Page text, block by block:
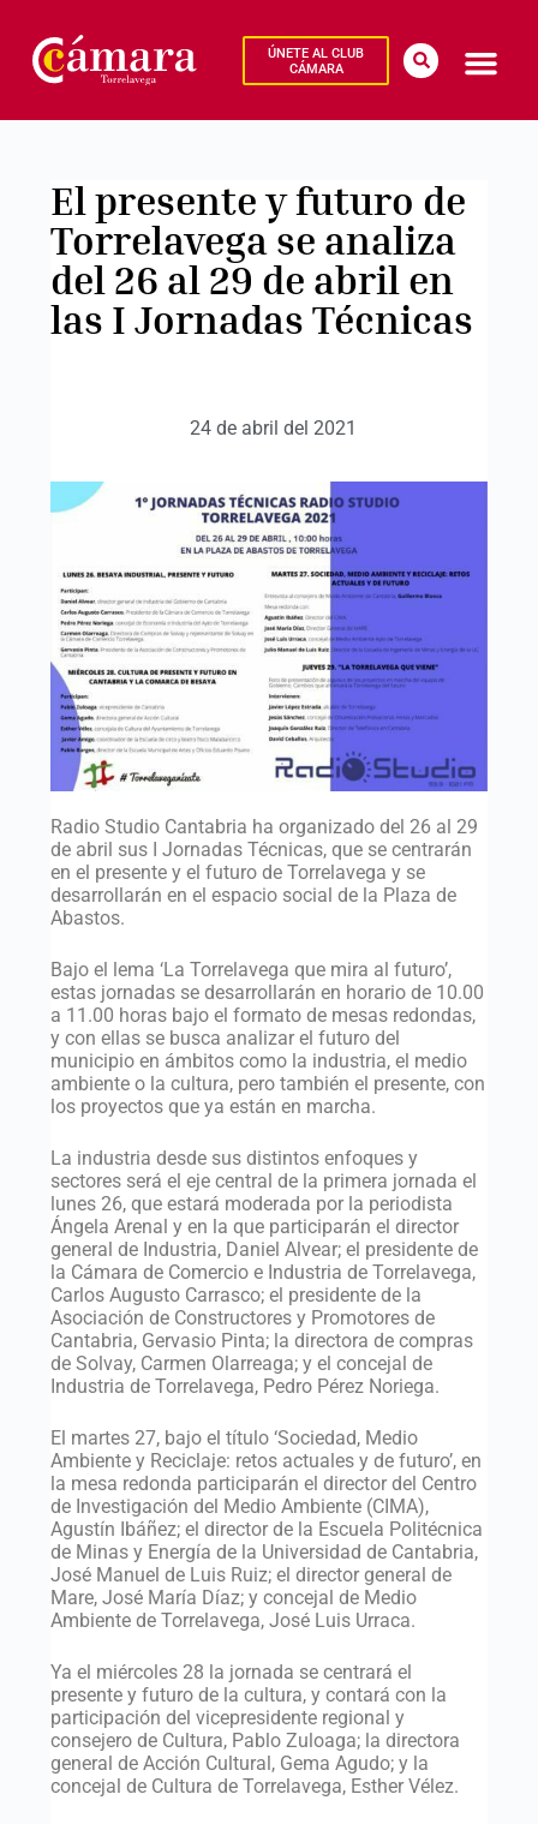
ÚNETE AL CLUB
CÁMARA
El presente y futuro de
Torrelavega se analiza
del 26 al 29 de abril en
las I Jornadas Técnicas
24 de abril del 2021
Radio Studio Cantabria ha organizado del 26 al 29
de abril sus I Jornadas Técnicas, que se centrarán
en el presente y el futuro de Torrelavega y se
desarrollarán en el espacio social de la Plaza de
Abastos.
Bajo el lema ‘La Torrelavega que mira al futuro’,
estas jornadas se desarrollarán en horario de 10.00
a 11.00 horas bajo el formato de mesas redondas,
y con ellas se busca analizar el futuro del
municipio en ámbitos como la industria, el medio
ambiente o la cultura, pero también el presente, con
los proyectos que ya están en marcha.
La industria desde sus distintos enfoques y
sectores será el eje central de la primera jornada el
lunes 26, que estará moderada por la periodista
Ángela Arenal y en la que participarán el director
general de Industria, Daniel Alvear; el presidente de
la Cámara de Comercio e Industria de Torrelavega,
Carlos Augusto Carrasco; el presidente de la
Asociación de Constructores y Promotores de
Cantabria, Gervasio Pinta; la directora de compras
de Solvay, Carmen Olarreaga; y el concejal de
Industria de Torrelavega, Pedro Pérez Noriega.
El martes 27, bajo el título ‘Sociedad, Medio
Ambiente y Reciclaje: retos actuales y de futuro’, en
la mesa redonda participarán el director del Centro
de Investigación del Medio Ambiente (CIMA),
Agustín Ibáñez; el director de la Escuela Politécnica
de Minas y Energía de la Universidad de Cantabria,
José Manuel de Luis Ruiz; el director general de
Mare, José María Díaz; y concejal de Medio
Ambiente de Torrelavega, José Luis Urraca.
Ya el miércoles 28 la jornada se centrará el
presente y futuro de la cultura, y contará con la
participación del vicepresidente regional y
consejero de Cultura, Pablo Zuloaga; la directora
general de Acción Cultural, Gema Agudo; y la
concejal de Cultura de Torrelavega, Esther Vélez.